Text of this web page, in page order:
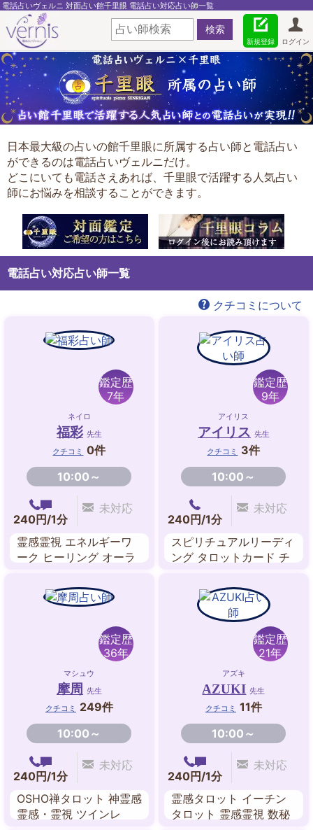
電話占いヴェルニ 対面占い館千里眼 電話占い対応占い師一覧
ログイン
新規登録
日本最大級の占いの館千里眼に所属する占い師と電話占い
ができるのは電話占いヴェルニだけ。
どこにいても電話さえあれば、千里眼で活躍する人気占い
師にお悩みを相談することができます。
電話占い対応占い師一覧
クチコミについて
鑑定歴
7年
ネイロ
福彩 先生
クチコミ
0件
10:00～
240円/1分
未対応
霊感霊視 エネルギーワ
ーク ヒーリング オーラ
ィング 数秘術 霊聴 守護
霊対話
鑑定歴
9年
アイリス
アイリス 先生
クチコミ
3件
10:00～
240円/1分
未対応
スピリチュアルリーディ
ング タロットカード チ
キ・遠隔ヒーリング
鑑定歴
36年
マシュウ
摩周 先生
クチコミ
249件
10:00～
240円/1分
未対応
OSHO禅タロット 神霊感
霊感・霊視 ツインレ
鑑定歴
21年
アズキ
AZUKI 先生
クチコミ 11件
10:00～
240円/1分
未対応
霊感タロット イーチン
タロット 霊感霊視 数秘